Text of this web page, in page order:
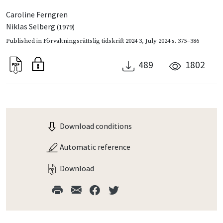
Caroline Ferngren
Niklas Selberg (1979)
Published inFörvaltningsrättslig tidskrift 2024 3, July 2024s. 375–386
489 1802
Download conditions
Automatic reference
Download